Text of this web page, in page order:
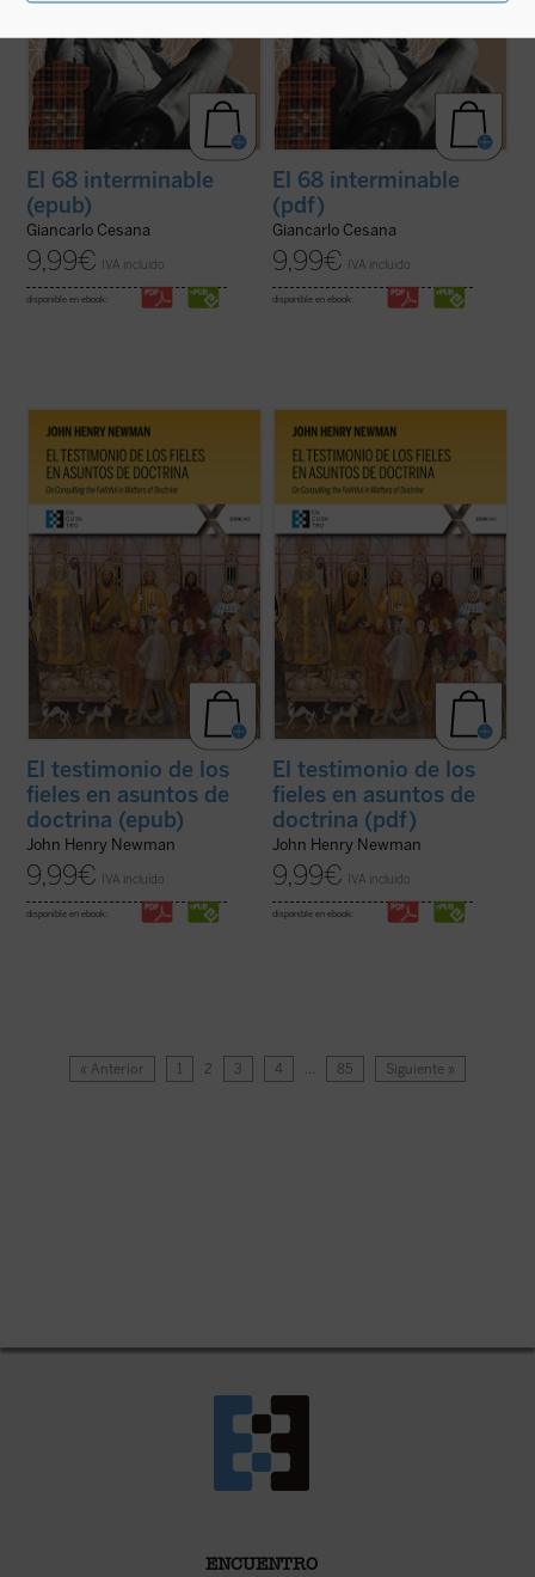
El 68 interminable
(epub)
Giancarlo Cesana
9,99€ IVA incluido
disponible en ebook:
El 68 interminable
(pdf)
Giancarlo Cesana
9,99€ IVA incluido
disponible en ebook:
El testimonio de los fieles en asuntos de
significativos de John Henry Newman en
su etapa católica. Publicado en 1859 en la
revistaThe Rambler, aborda una cuestión
decisiva en la vida de la ...(ver ficha)
El testimonio de los
fieles en asuntos de
doctrina (epub)
John Henry Newman
9,99€ IVA incluido
disponible en ebook:
El testimonio de los fieles en asuntos de
significativos de John Henry Newman en
su etapa católica. Publicado en 1859 en la
revistaThe Rambler, aborda una cuestión
decisiva en la vida de la ...(ver ficha)
El testimonio de los
fieles en asuntos de
doctrina (pdf)
John Henry Newman
9,99€ IVA incluido
disponible en ebook:
« Anterior 1 2 3 4 … 85 Siguiente »
ENCUENTRO